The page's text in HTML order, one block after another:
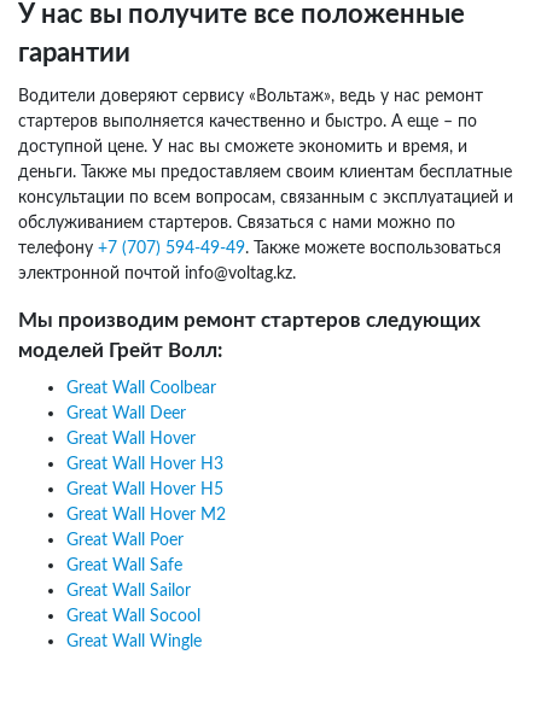
У нас вы получите все положенные
гарантии
Водители доверяют сервису «Вольтаж», ведь у нас ремонт
стартеров выполняется качественно и быстро. А еще – по
доступной цене. У нас вы сможете экономить и время, и
деньги. Также мы предоставляем своим клиентам бесплатные
консультации по всем вопросам, связанным с эксплуатацией и
обслуживанием стартеров. Связаться с нами можно по
телефону +7 (707) 594-49-49. Также можете воспользоваться
электронной почтой info@voltag.kz.
Мы производим ремонт стартеров следующих
моделей Грейт Волл:
Great Wall Coolbear
Great Wall Deer
Great Wall Hover
Great Wall Hover H3
Great Wall Hover H5
Great Wall Hover M2
Great Wall Poer
Great Wall Safe
Great Wall Sailor
Great Wall Socool
Great Wall Wingle